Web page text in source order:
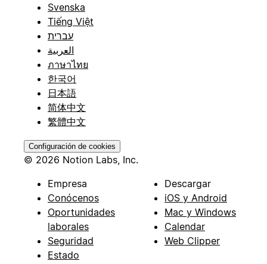
Svenska
Tiếng Việt
עברית
العربية
ภาษาไทย
한국어
日本語
简体中文
繁體中文
Configuración de cookies
© 2026 Notion Labs, Inc.
Empresa
Conócenos
Oportunidades
laborales
Seguridad
Estado
Descargar
iOS y Android
Mac y Windows
Calendar
Web Clipper